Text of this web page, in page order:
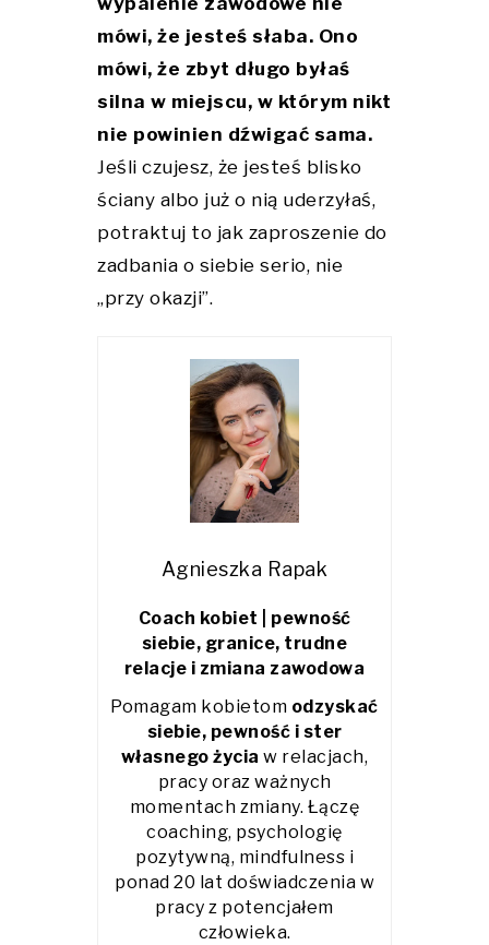
mówi, że jesteś słaba. Ono
mówi, że zbyt długo byłaś
silna w miejscu, w którym nikt
nie powinien dźwigać sama.
Jeśli czujesz, że jesteś blisko
ściany albo już o nią uderzyłaś,
potraktuj to jak zaproszenie do
zadbania o siebie serio, nie
„przy okazji”.
Agnieszka Rapak
Coach kobiet | pewność
siebie, granice, trudne
relacje i zmiana zawodowa
Pomagam kobietom odzyskać
siebie, pewność i ster
własnego życiaw relacjach,
pracy oraz ważnych
momentach zmiany. Łączę
coaching, psychologię
pozytywną, mindfulness i
ponad 20 lat doświadczenia w
pracy z potencjałem
człowieka.